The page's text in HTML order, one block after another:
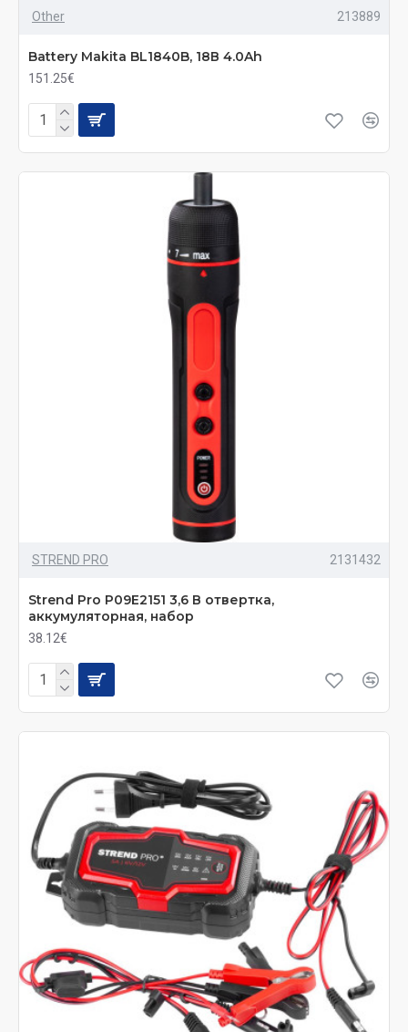
Other 213889
Battery Makita BL1840B, 18В 4.0Ah
151.25€
STREND PRO 2131432
Strend Pro P09E2151 3,6 В отвертка,
аккумуляторная, набор
38.12€